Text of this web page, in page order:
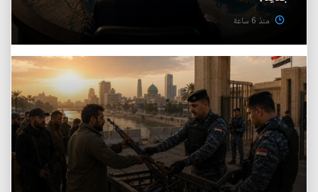
منذ 6 ساعة